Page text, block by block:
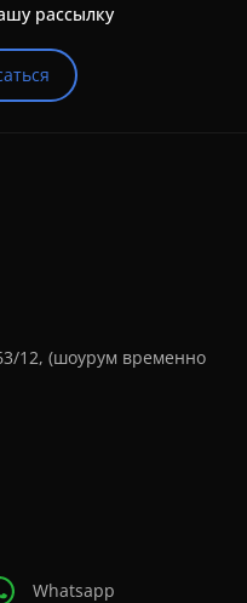
рассылку
12, (шоурум временно
Whatsapp